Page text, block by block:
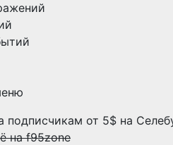
подписчикам от 5$ на
на f95zone